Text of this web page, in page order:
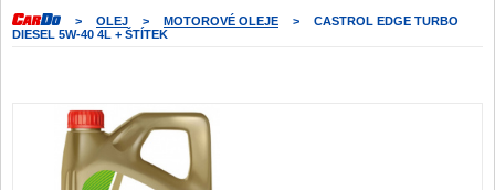
> OLEJ > MOTOROVÉ OLEJE >
CASTROL EDGE TURBO
DIESEL 5W-40 4L + ŠTÍTEK